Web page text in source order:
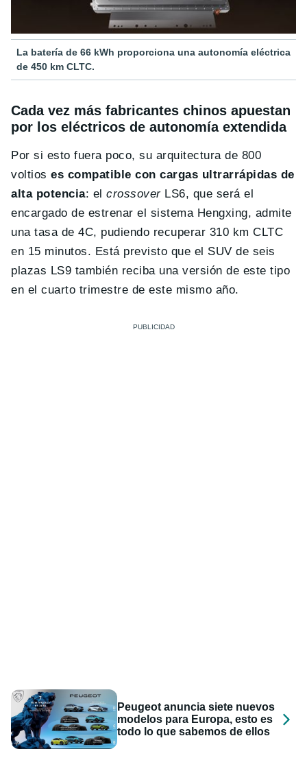
La batería de 66 kWh proporciona una autonomía eléctrica
de 450 km CLTC.
Cada vez más fabricantes chinos apuestan
por los eléctricos de autonomía extendida
Por si esto fuera poco, su arquitectura de 800
voltioses compatible con cargas ultrarrápidas de
alta potencia: elcrossover LS6, que será el
encargado de estrenar el sistema Hengxing, admite
una tasa de 4C, pudiendo recuperar 310 km CLTC
en 15 minutos. Está previsto que el SUV de seis
plazas LS9 también reciba una versión de este tipo
en el cuarto trimestre de este mismo año.
Peugeot anuncia siete nuevos
modelos para Europa, esto es
todo lo que sabemos de ellos